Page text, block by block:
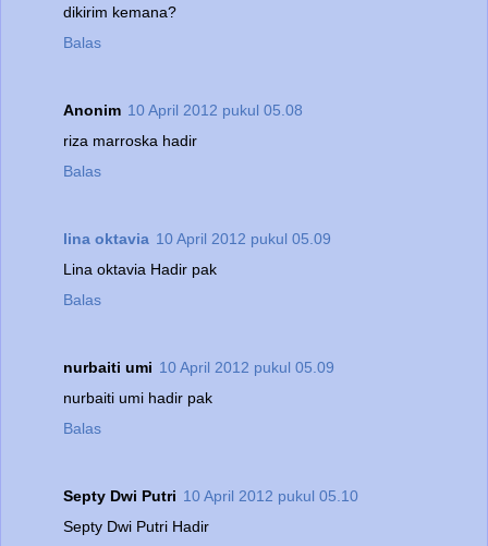
dikirim kemana?
Balas
Anonim 10 April 2012 pukul 05.08
riza marroska hadir
Balas
lina oktavia 10 April 2012 pukul 05.09
Lina oktavia Hadir pak
Balas
nurbaiti umi 10 April 2012 pukul 05.09
nurbaiti umi hadir pak
Balas
Septy Dwi Putri 10 April 2012 pukul 05.10
Septy Dwi Putri Hadir